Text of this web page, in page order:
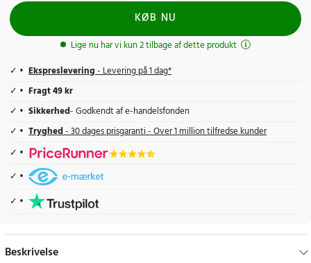
KØB NU
Lige nu har vi kun 2 tilbage af dette produkt
Ekspreslevering- Levering på 1 dag*
Fragt 49 kr
Sikkerhed- Godkendt af e-handelsfonden
Tryghed- 30 dages prisgaranti - Over 1 million tilfredse kunder
Beskrivelse